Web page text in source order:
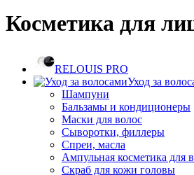
Косметика для
RELOUIS PRO
Уход за
Шампуни
Бальзамы и кондиционеры
Маски для волос
Сыворотки, филлеры
Спреи, масла
Ампульная косметика для
Скраб для кожи головы